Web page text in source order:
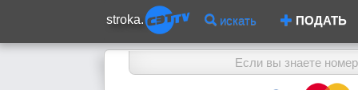
stroka. искать ПОДАТЬ
Если вы знаете